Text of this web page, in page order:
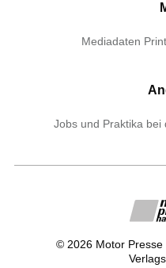
Mediadaten
Jobs und Praktika bei
© 2026 Motor